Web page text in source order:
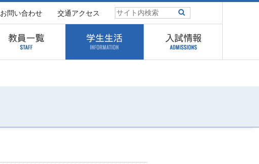
お問い合わせ 交通アクセス